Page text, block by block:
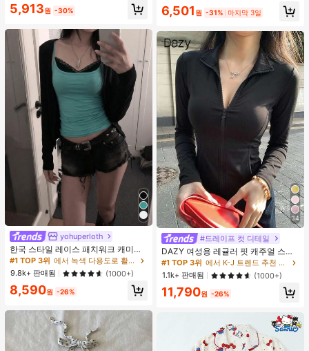
5,913원 -30%
yohuperloth
한국 스타일 레이스 패치워크 캐미솔
탱크 탑, Y2K 에스테틱, 스트리트웨어
캐주얼 여름
#1 TOP 3위
에서 녹색 다용도로 활용 가능한 데일리 탑
9.8k+ 판매됨
(1000+)
8,590원 -26%
6,501 원 -31% 마지막 3일
34
#드레이프 컷 디테일
DAZY 여성용 레귤러 핏 캐주얼 스포
츠 지퍼업 봄버 재킷, 봄, 가을 여성 의
류 여성 코트
#1 TOP 3위
에서 K-J 트렌드 추천 상품 여성 아우터웨어
1.1k+ 판매됨
(1000+)
11,790원 -26%